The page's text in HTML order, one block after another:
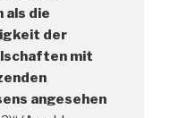
als die
der
mit
angesehen